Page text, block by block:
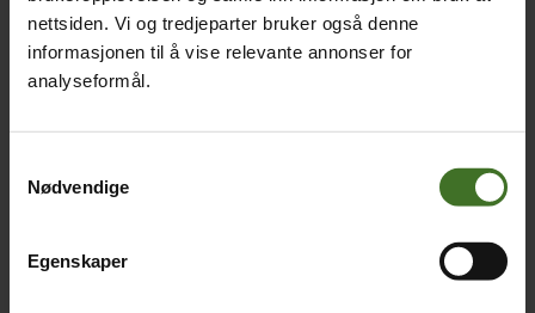
nettsiden. Vi og tredjeparter bruker også denne
informasjonen til å vise relevante annonser for
analyseformål.
Nødvendige
Egenskaper